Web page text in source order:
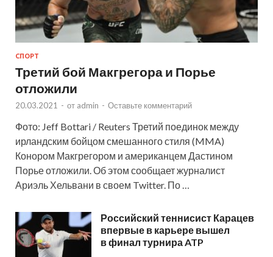
СПОРТ
Третий бой Макгрегора и Порье
отложили
20.03.2021 - от admin - Оставьте комментарий
Фото: Jeff Bottari / Reuters Третий поединок между
ирландским бойцом смешанного стиля (MMA)
Конором Макгрегором и американцем Дастином
Порье отложили. Об этом сообщает журналист
Ариэль Хельвани в своем Twitter. По …
Российский теннисист Карацев
впервые в карьере вышел
в финал турнира ATP